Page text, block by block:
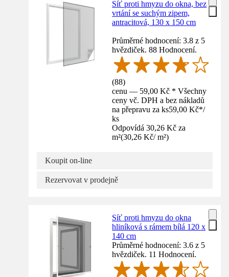
Síť proti hmyzu do okna, bez
vrtání se suchým zipem,
antracitová, 130 x 150 cm
Průměrné hodnocení: 3.8 z 5
hvězdiček. 88 Hodnocení.
(88)
cenu — 59,00 Kč * Všechny
ceny vč. DPH a bez nákladů
na přepravu za ks59,00 Kč*/
ks
Odpovídá 30,26 Kč za
m²(30,26 Kč/ m²)
Koupit on-line
Rezervovat v prodejně
Síť proti hmyzu do okna
hliníková s rámem bílá 120 x
140 cm
Průměrné hodnocení: 3.6 z 5
hvězdiček. 11 Hodnocení.